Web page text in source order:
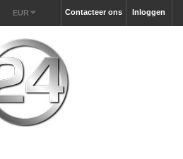
Inloggen
Contacteer ons
EUR